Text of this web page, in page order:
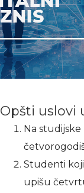
Opšti uslovi
Na
Studenti
upišu